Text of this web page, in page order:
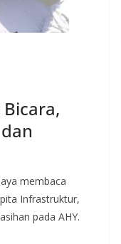
Bicara,
membaca
Infrastruktur,
pada AHY.